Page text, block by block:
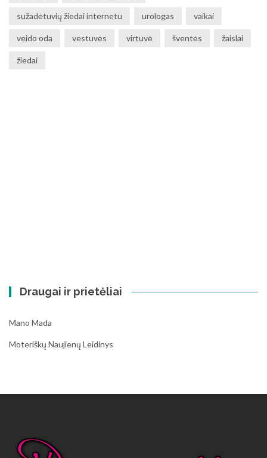
sužadėtuvių žiedai internetu urologas vaikai
veido oda vestuvės virtuvė šventės žaislai
žiedai
Draugai ir prietėliai
Mano Mada
Moteriškų Naujienų Leidinys